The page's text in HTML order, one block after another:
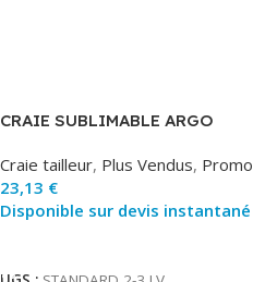
CRAIE SUBLIMABLE ARGO
Craie tailleur, Plus Vendus, Promo
23,13 €
Disponible sur devis instantané